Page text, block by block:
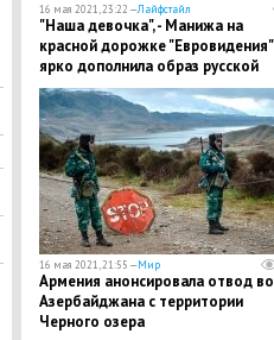
16 мая 2021, 23:22 —Лайфстайл
"Наша девочка", - Манижа на
красной дорожке "Евровидения"
ярко дополнила образ русской
женщины
16 мая 2021, 21:55 —Мир
Армения анонсировала отвод
Азербайджана с территории
Черного озера